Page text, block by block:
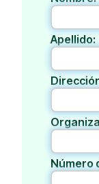
Apellido:
Número